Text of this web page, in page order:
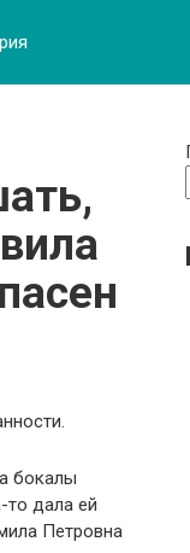
бокалы
то дала ей
Петровна